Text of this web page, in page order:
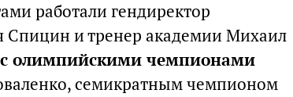
работали гендиректор
Спицин и тренер академии Михаил
олимпийскими чемпионами
семикратным чемпионом